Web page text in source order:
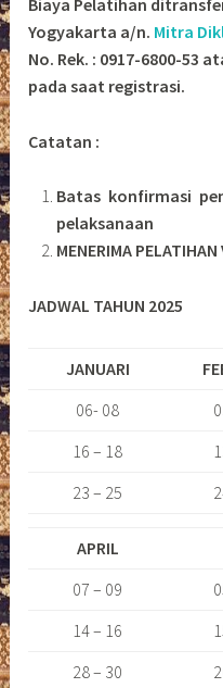
Biaya Pelatihan
Yogyakarta a/n. Mitra
No. Rek. : 0917-6800-53
pada saat registrasi.
Catatan :
Batas konfirmasi
pelaksanaan
MENERIMA
JADWAL TAHUN 2025
JANUARI
06- 08
16 – 18
23 – 25
APRIL
07 – 09
14 – 16
28 – 30